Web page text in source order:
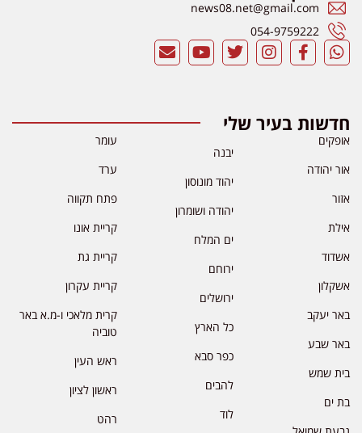
news08.net@gmail.com
054-9759222
חדשות בעיר שלי
אופקים
אור יהודה
אזור
אילת
אשדוד
אשקלון
באר יעקב
באר שבע
בית שמש
בת ים
יבנה
יהוד מונוסון
יהודה ושומרון
ים המלח
ירוחם
ירושלים
כל הארץ
כפר סבא
להבים
לוד
עומר
ערד
פתח תקווה
קריית אונו
קריית גת
קריית עקרון
קרית מלאכי ו-מ.א באר
טוביה
ראש העין
ראשון לציון
רהט